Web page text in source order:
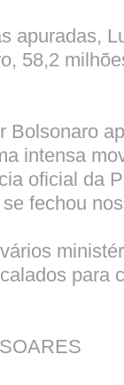
apuradas,
58,2
Bolsonaro
intensa
oficial da
fechou
para